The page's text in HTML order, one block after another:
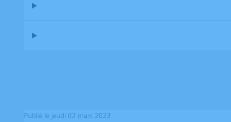
Publié le jeudi 02 mars 2023